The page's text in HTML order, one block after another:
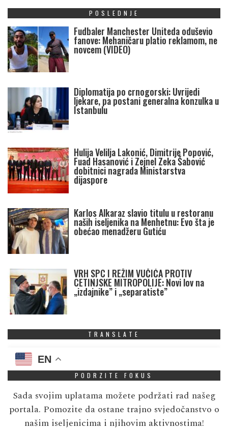
POSLEDNJE
Fudbaler Manchester Uniteda oduševio
fanove: Mehaničaru platio reklamom, ne
novcem (VIDEO)
Diplomatija po crnogorski: Uvrijedi
ljekare, pa postani generalna konzulka u
Istanbulu
Hulija Velilja Lakonić, Dimitrije Popović,
Fuad Hasanović i Zejnel Zeka Šabović
dobitnici nagrada Ministarstva
dijaspore
Karlos Alkaraz slavio titulu u restoranu
naših iseljenika na Menhetnu: Evo šta je
obećao menadžeru Gutiću
VRH SPC I REŽIM VUČIĆA PROTIV
CETINJSKE MITROPOLIJE: Novi lov na
„izdajnike” i „separatiste”
TRANSLATE
EN
PODRZITE FOKUS
Sada svojim uplatama možete podržati rad našeg
portala. Pomozite da ostane trajno svjedočanstvo o
našim iseljenicima i njihovim aktivnostima!